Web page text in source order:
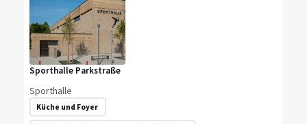
Sporthalle Parkstraße
Sporthalle
Küche und Foyer